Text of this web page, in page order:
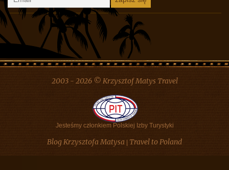
Newsletter
2003 - 2026 © Krzysztof Matys Travel